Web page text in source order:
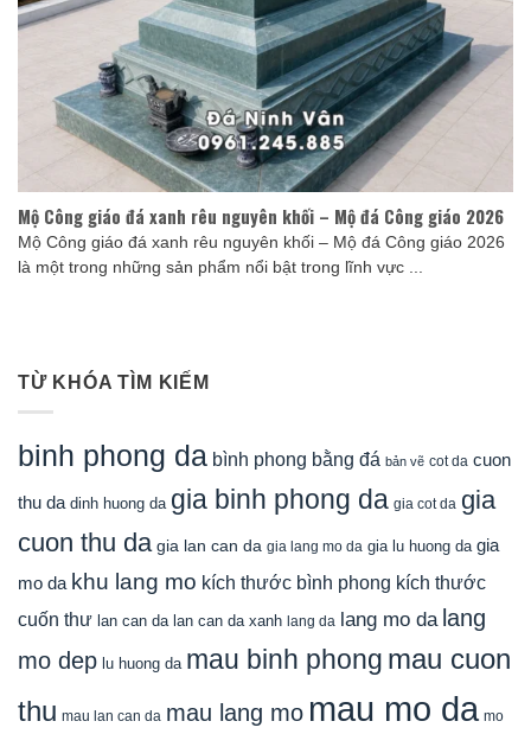
Mộ Công giáo đá xanh rêu nguyên khối – Mộ đá Công giáo 2026
Mộ Công giáo đá xanh rêu nguyên khối – Mộ đá Công giáo 2026
là một trong những sản phẩm nổi bật trong lĩnh vực ...
TỪ KHÓA TÌM KIẾM
binh phong da bình phong bằng đá bản vẽ cot da cuon
thu da dinh huong da gia binh phong da gia cot da gia
cuon thu da gia lan can da gia lang mo da gia lu huong da gia
mo da khu lang mo kích thước bình phong kích thước
cuốn thư lan can da lan can da xanh lang da lang mo da lang
mo dep lu huong da mau binh phong mau cuon
thu mau lan can da mau lang mo mau mo da mo